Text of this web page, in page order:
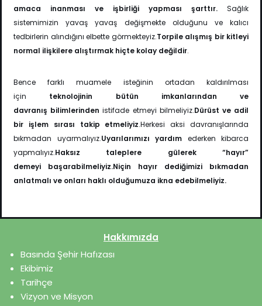
amaca inanması ve işbirliği yapması şarttır. Sağlık
sistemimizin yavaş yavaş değişmekte olduğunu ve kalıcı
tedbirlerin alındığını elbette görmekteyiz.Torpile alışmış bir kitleyi
normal ilişkilere alıştırmak hiçte kolay değildir.
Bence farklı muamele isteğinin ortadan kaldırılması
için teknolojinin bütün imkanlarından ve
davranış bilimlerindenistifade etmeyi bilmeliyiz.Dürüst ve adil
bir işlem sırası takip etmeliyiz.Herkesi aksi davranışlarında
bıkmadan uyarmalıyız.Uyarılarımızı yardım ederken kibarca
yapmalıyız.Haksız taleplere gülerek “hayır”
demeyi
başarabilmeliyiz.Niçin hayır
dediğimizi bıkmadan
anlatmalı ve onları haklı olduğumuza ikna edebilmeliyiz.
Hakkımızda
Basında Şehir Hafızası
Ekibimiz
Tarihçe
Vizyon ve Misyon